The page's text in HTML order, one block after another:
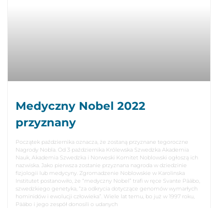
Medyczny Nobel 2022
przyznany
Początek października oznacza, że zostaną przyznane tegoroczne
Nagrody Nobla. Od 3 października Królewska Szwedzka Akademia
Nauk, Akademia Szwedzka i Norweski Komitet Noblowski ogłoszą ich
nazwiska. Jako pierwsza zostanie przyznana nagroda w dziedzinie
fizjologii lub medycyny. Zgromadzenie Noblowskie w Karolinska
Institutet postanowiło, że “medyczny Nobel” trafi w ręce Svante Pääbo,
szwedzkiego genetyka, “za odkrycia dotyczące genomów wymarłych
hominidów i ewolucji człowieka”. Wiele lat temu, bo już w 1997 roku,
Pääbo i jego zespół donosili o udanych